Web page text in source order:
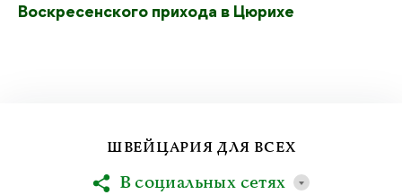
Воскресенского прихода в Цюрихе
ШВЕЙЦАРИЯ ДЛЯ ВСЕХ
В социальных сетях